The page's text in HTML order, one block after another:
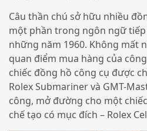
Câu thần chú sở hữu nhiều
một phần trong ngôn ngữ tiếp
những năm 1960. Không mất
quan điểm mua hàng của
chiếc đồng hồ công cụ được
Rolex Submariner và GMT-
công, mở đường cho một
chế tạo có mục đích – Rolex